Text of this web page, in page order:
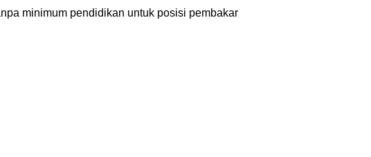
minimum pendidikan untuk posisi pembakar